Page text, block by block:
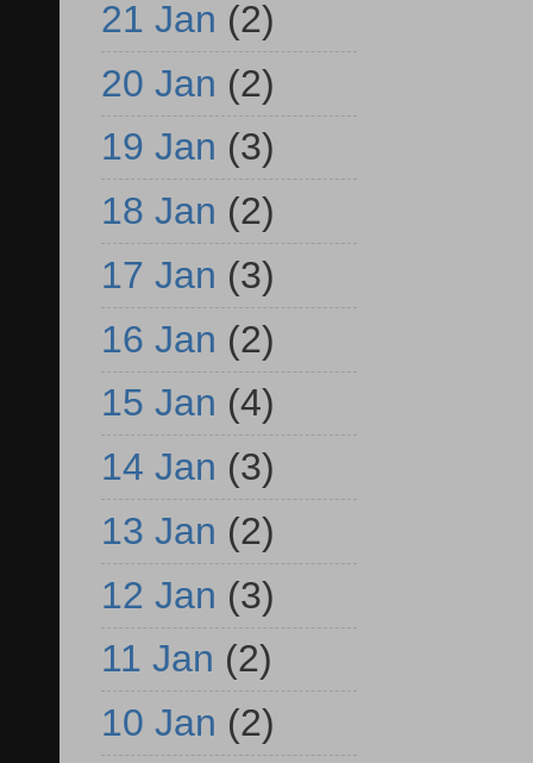
21 Jan (2)
20 Jan (2)
19 Jan (3)
18 Jan (2)
17 Jan (3)
16 Jan (2)
15 Jan (4)
14 Jan (3)
13 Jan (2)
12 Jan (3)
11 Jan (2)
10 Jan (2)